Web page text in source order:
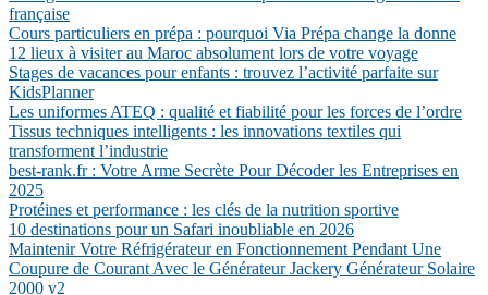
française
Cours particuliers en prépa : pourquoi Via Prépa change la donne
12 lieux à visiter au Maroc absolument lors de votre voyage
Stages de vacances pour enfants : trouvez l’activité parfaite sur
KidsPlanner
Les uniformes ATEQ : qualité et fiabilité pour les forces de l’ordre
Tissus techniques intelligents : les innovations textiles qui
transforment l’industrie
best-rank.fr : Votre Arme Secrète Pour Décoder les Entreprises en
2025
Protéines et performance : les clés de la nutrition sportive
10 destinations pour un Safari inoubliable en 2026
Maintenir Votre Réfrigérateur en Fonctionnement Pendant Une
Coupure de Courant Avec le Générateur Jackery Générateur Solaire
2000 v2